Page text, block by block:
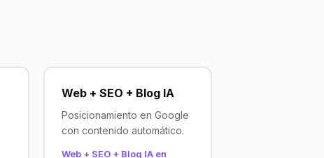
Web + SEO + Blog IA
Posicionamiento en Google
con contenido automático.
Web + SEO + Blog IA en